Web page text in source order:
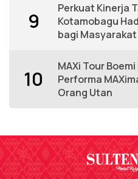
9
Perkuat Kinerja
Kotamobagu
bagi Masyarakat
10
MAXi Tour
Performa
Orang Utan